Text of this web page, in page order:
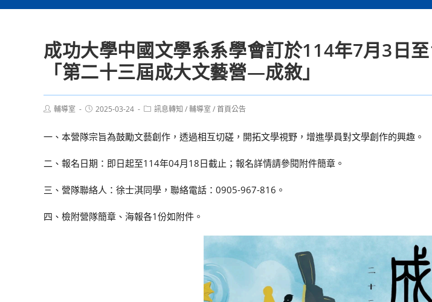
成功大學中國文學系系學會訂於114年7月3日
「第二十三屆成大文藝營—成敘」
Post輔導室
Post2025-03-24
Post訊息轉知 /輔導室 /首頁公告
一、本營隊宗旨為鼓勵文藝創作，透過相互切磋，開拓文學視野，增進學員對文學創作的興趣。
二、報名日期：即日起至114年04月18日截止；報名詳情請參閱附件簡章。
三、營隊聯絡人：徐士淇同學，聯絡電話：0905-967-816。
四、檢附營隊簡章、海報各1份如附件。